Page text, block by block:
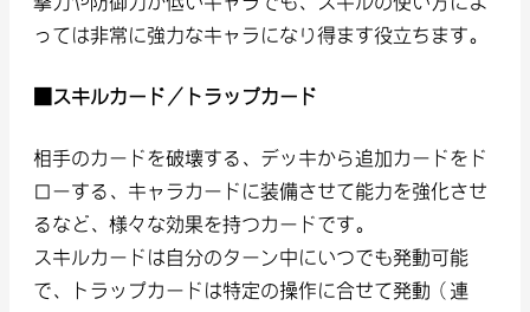
っては非常に強力なキャラになり得ます役立ちます。
■スキルカード/トラップカード
相手のカードを破壊する、デッキから追加カードをド
ローする、キャラカードに装備させて能力を強化させ
るなど、様々な効果を持つカードです。
スキルカードは自分のターン中にいつでも発動可能
で、トラップカードは特定の操作に合せて発動（連